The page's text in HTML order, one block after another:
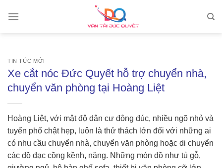
TIN TỨC MỚI
Xe cắt nóc Đức Quyết hỗ trợ chuyển nhà,
chuyển văn phòng tại Hoàng Liệt
Hoàng Liệt, với mật độ dân cư đông đúc, nhiều ngõ nhỏ và
tuyến phố chật hẹp, luôn là thử thách lớn đối với những ai
có nhu cầu chuyển nhà, chuyển văn phòng hoặc di chuyển
các đồ đạc cồng kềnh, nặng. Những món đồ như tủ gỗ,